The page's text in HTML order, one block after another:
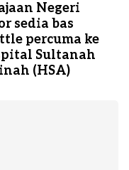
Negeri
sedia bas
percuma ke
Sultanah
(HSA)